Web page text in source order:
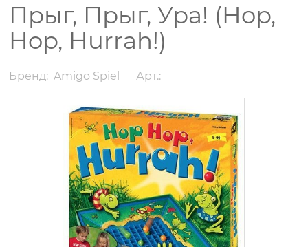
Прыг, Прыг, Ура! (Hop,
Hop, Hurrah!)
Бренд: Amigo Spiel Арт.: